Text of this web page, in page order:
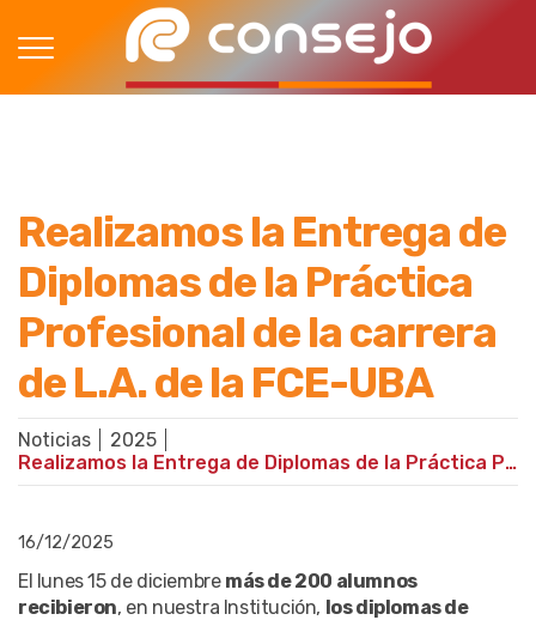
Realizamos la Entrega de
Diplomas de la Práctica
Profesional de la carrera
de L.A. de la FCE-UBA
Noticias
2025
Realizamos la Entrega de Diplomas de la Práctica Profesional de la carrera de L.A. de la FCE-UBA
16/12/2025
El lunes 15 de diciembre más de 200 alumnos
recibieron, en nuestra Institución, los diplomas de